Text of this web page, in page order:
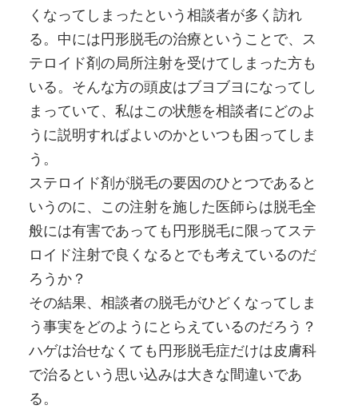
くなってしまったという相談者が多く訪れ
る。中には円形脱毛の治療ということで、ス
テロイド剤の局所注射を受けてしまった方も
いる。そんな方の頭皮はブヨブヨになってし
まっていて、私はこの状態を相談者にどのよ
うに説明すればよいのかといつも困ってしま
う。
ステロイド剤が脱毛の要因のひとつであると
いうのに、この注射を施した医師らは脱毛全
般には有害であっても円形脱毛に限ってステ
ロイド注射で良くなるとでも考えているのだ
ろうか？
その結果、相談者の脱毛がひどくなってしま
う事実をどのようにとらえているのだろう？
ハゲは治せなくても円形脱毛症だけは皮膚科
で治るという思い込みは大きな間違いであ
る。